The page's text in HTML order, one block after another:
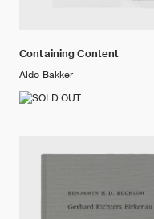
Containing Content
Aldo Bakker